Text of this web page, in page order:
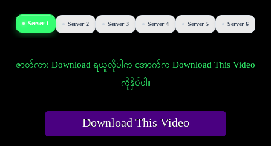
Server 1 Server 2 Server 3 Server 4 Server 5 Server 6
ဇာတ်ကား Download ရယူလိုပါက အောက်က Download This Video
ကိုနှိပ်ပါ။
Download This Video